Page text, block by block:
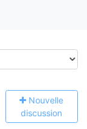
Nouvelle
discussion